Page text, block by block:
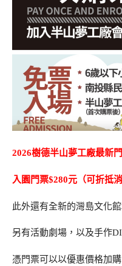
2026樹德半山夢工廠最新
入園門票$280元（可折抵
此外還有全新的灣島文化
另有活動劇場，以及手作
憑門票可以以優惠價格加購